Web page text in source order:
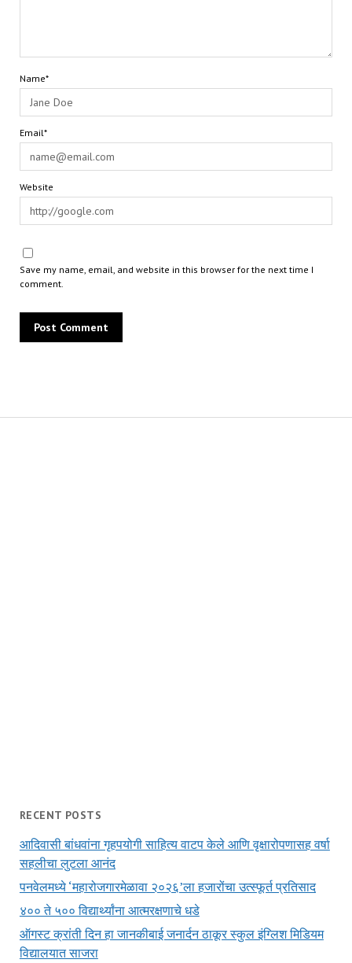
RECENT POSTS
आदिवासी बांधवांना गृहपयोगी साहित्य वाटप केले आणि वृक्षारोपणासह वर्षा
सहलीचा लुटला आनंद
पनवेलमध्ये ‘महारोजगारमेळावा २०२६’ला हजारोंचा उत्स्फूर्त प्रतिसाद
४०० ते ५०० विद्यार्थ्यांना आत्मरक्षणाचे धडे
ऑगस्ट क्रांती दिन हा जानकीबाई जनार्दन ठाकूर स्कुल इंग्लिश मिडियम
विद्यालयात साजरा
Name*
Email*
Website
Save my name, email, and website in this browser for the next time I
comment.